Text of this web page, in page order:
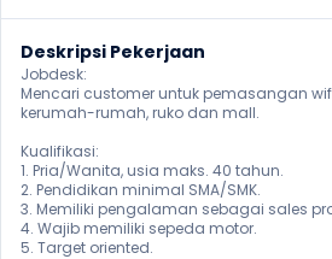
Deskripsi Pekerjaan
Jobdesk:
Mencari customer untuk pemasangan
kerumah-rumah, ruko dan mall.
Kualifikasi:
1. Pria/Wanita, usia maks. 40 tahun.
2. Pendidikan minimal SMA/SMK.
3. Memiliki pengalaman sebagai sales
4. Wajib memiliki sepeda motor.
5. Target oriented.